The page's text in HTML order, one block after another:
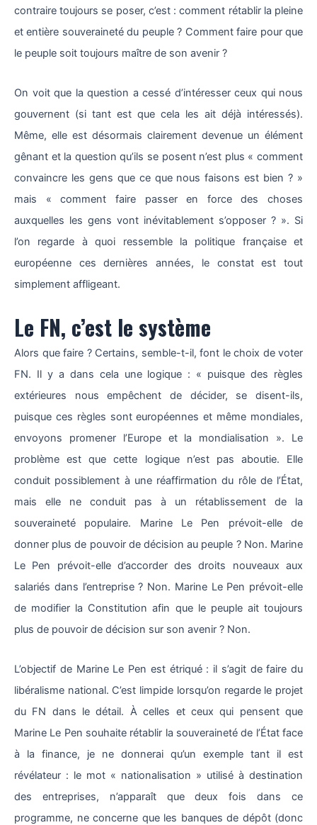
contraire toujours se poser, c’est : comment rétablir la pleine
et entière souveraineté du peuple ? Comment faire pour que
le peuple soit toujours maître de son avenir ?
On voit que la question a cessé d’intéresser ceux qui nous
gouvernent (si tant est que cela les ait déjà intéressés).
Même, elle est désormais clairement devenue un élément
gênant et la question qu’ils se posent n’est plus « comment
convaincre les gens que ce que nous faisons est bien ? »
mais « comment faire passer en force des choses
auxquelles les gens vont inévitablement s’opposer ? ». Si
l’on regarde à quoi ressemble la politique française et
européenne ces dernières années, le constat est tout
simplement affligeant.
Le FN, c’est le système
Alors que faire ? Certains, semble-t-il, font le choix de voter
FN. Il y a dans cela une logique : « puisque des règles
extérieures nous empêchent de décider, se disent-ils,
puisque ces règles sont européennes et même mondiales,
envoyons promener l’Europe et la mondialisation ». Le
problème est que cette logique n’est pas aboutie. Elle
conduit possiblement à une réaffirmation du rôle de l’État,
mais elle ne conduit pas à un rétablissement de la
souveraineté populaire. Marine Le Pen prévoit-elle de
donner plus de pouvoir de décision au peuple ? Non. Marine
Le Pen prévoit-elle d’accorder des droits nouveaux aux
salariés dans l’entreprise ? Non. Marine Le Pen prévoit-elle
de modifier la Constitution afin que le peuple ait toujours
plus de pouvoir de décision sur son avenir ? Non.
L’objectif de Marine Le Pen est étriqué : il s’agit de faire du
libéralisme national. C’est limpide lorsqu’on regarde le projet
du FN dans le détail. À celles et ceux qui pensent que
Marine Le Pen souhaite rétablir la souveraineté de l’État face
à la finance, je ne donnerai qu’un exemple tant il est
révélateur : le mot « nationalisation » utilisé à destination
des entreprises, n’apparaît que deux fois dans ce
programme, ne concerne que les banques de dépôt (donc